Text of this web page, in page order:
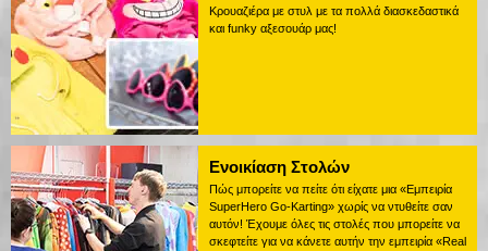
Κρουαζιέρα με στυλ με τα πολλά διασκεδαστικά
και funky αξεσουάρ μας!
Ενοικίαση Στολών
Πώς μπορείτε να πείτε ότι είχατε μια «Εμπειρία
SuperHero Go-Karting» χωρίς να ντυθείτε σαν
αυτόν! Έχουμε όλες τις στολές που μπορείτε να
σκεφτείτε για να κάνετε αυτήν την εμπειρία «Real